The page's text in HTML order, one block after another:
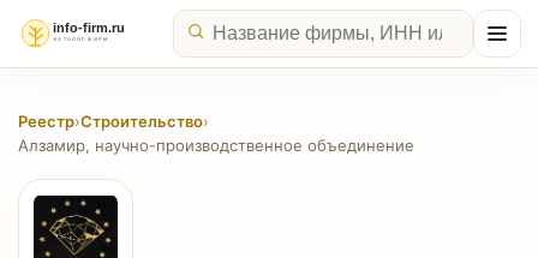
Реестр›Строительство›
Алзамир, научно-производственное объединение